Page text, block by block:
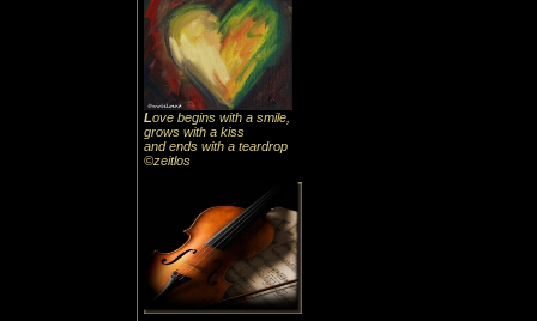
Love begins with a smile,
grows with a kiss
and ends with a teardrop
©zeitlos